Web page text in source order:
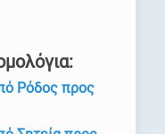
Ρόδος προς